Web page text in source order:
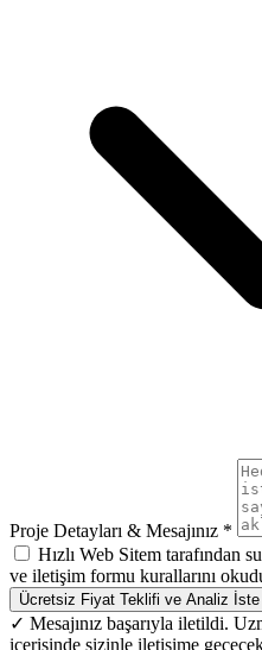
Proje Detayları & Mesajınız *
Hızlı Web Sitem tarafından
ve iletişim formu kurallarını
Ücretsiz Fiyat Teklifi ve Analiz İste
✓ Mesajınız başarıyla iletildi.
içerisinde sizinle iletişime